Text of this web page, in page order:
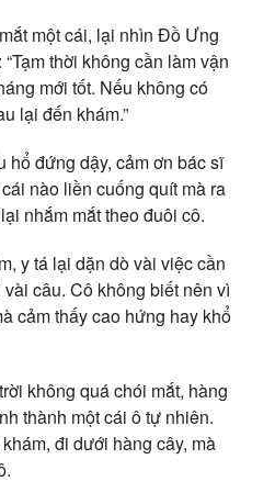
một cái, lại nhìn Đồ Ưng
thời không cần làm vận
mới tốt. Nếu không có
lại đến khám.”
hổ đứng dậy, cảm ơn bác sĩ
nào liền cuống quít mà ra
nhắm mắt theo đuôi cô.
y tá lại dặn dò vài việc cần
câu. Cô không biết nên vì
cảm thấy cao hứng hay khổ
không quá chói mắt, hàng
thành một cái ô tự nhiên.
đi dưới hàng cây, mà